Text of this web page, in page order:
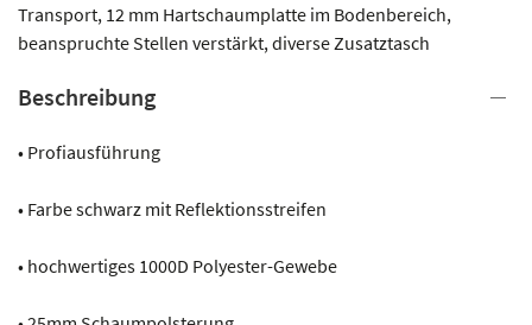
Transport, 12 mm Hartschaumplatte im Bodenbereich,
beanspruchte Stellen verstärkt, diverse Zusatztasch
Beschreibung
• Profiausführung
• Farbe schwarz mit Reflektionsstreifen
• hochwertiges 1000D Polyester-Gewebe